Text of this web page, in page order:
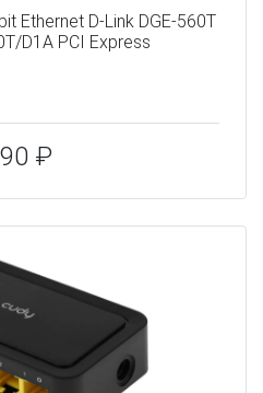
Ethernet D-Link DGE-560T
D1A PCI Express
₽